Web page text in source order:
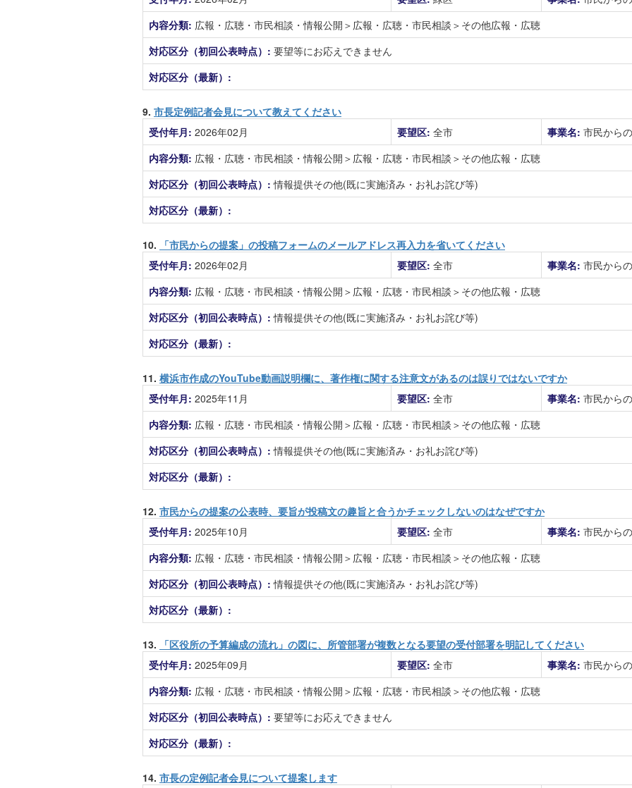
内容分類: 広報・広聴・市民相談・情報公開＞広報・広聴・市民相談＞その他広報・広聴
対応区分（初回公表時点）: 要望等にお応えできません
対応区分（最新）:
9. 市長定例記者会見について教えてください
受付年月: 2026年02月 要望区: 全市 事業名: 市民から
内容分類: 広報・広聴・市民相談・情報公開＞広報・広聴・市民相談＞その他広報・広聴
対応区分（初回公表時点）:情報提供その他(既に実施済み・お礼お詫び等)
対応区分（最新）:
10.
「市民からの提案」の投稿フォームのメールアドレス再入力を省いてください
受付年月: 2026年02月 要望区: 全市 事業名: 市民から
内容分類: 広報・広聴・市民相談・情報公開＞広報・広聴・市民相談＞その他広報・広聴
対応区分（初回公表時点）:情報提供その他(既に実施済み・お礼お詫び等)
対応区分（最新）:
11. 横浜市作成のYouTube動画説明欄に、著作権に関する注意文があるのは誤りではないですか
受付年月: 2025年11月 要望区: 全市 事業名: 市民から
内容分類: 広報・広聴・市民相談・情報公開＞広報・広聴・市民相談＞その他広報・広聴
対応区分（初回公表時点）:情報提供その他(既に実施済み・お礼お詫び等)
対応区分（最新）:
12. 市民からの提案の公表時、要旨が投稿文の趣旨と合うかチェックしないのはなぜですか
受付年月: 2025年10月 要望区: 全市 事業名: 市民から
内容分類: 広報・広聴・市民相談・情報公開＞広報・広聴・市民相談＞その他広報・広聴
対応区分（初回公表時点）:情報提供その他(既に実施済み・お礼お詫び等)
対応区分（最新）:
13.
「区役所の予算編成の流れ」の図に、所管部署が複数となる要望の受付部署を明記してください
受付年月: 2025年09月 要望区: 全市 事業名: 市民から
内容分類: 広報・広聴・市民相談・情報公開＞広報・広聴・市民相談＞その他広報・広聴
対応区分（初回公表時点）: 要望等にお応えできません
対応区分（最新）:
14. 市長の定例記者会見について提案します